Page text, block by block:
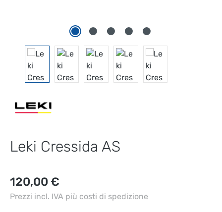
Leki Cressida AS
Prezzo normale:
120,00 €
Prezzi incl. IVA più costi di spedizione